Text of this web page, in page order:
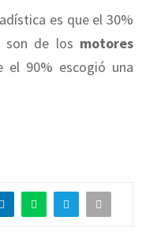
es que el 30%
son de los motores
el 90% escogió una